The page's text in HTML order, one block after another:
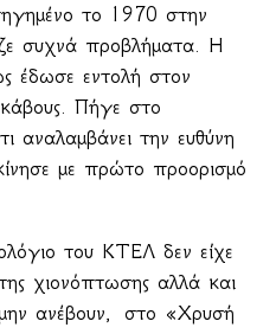
το 1970 στην
συχνά προβλήματα. Η
έδωσε εντολή στον
Πήγε στο
αναλαμβάνει την ευθύνη
με πρώτο προορισμό
του ΚΤΕΛ δεν είχε
χιονόπτωσης αλλά και
ανέβουν,
στο «Χρυσή